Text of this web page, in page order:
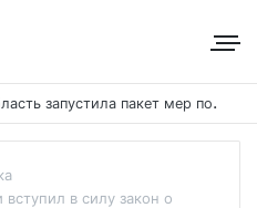
Помощь селлерам: Ленобласть запустила пакет мер поддержки после ЧП на складах Wildberries
в силу закон о